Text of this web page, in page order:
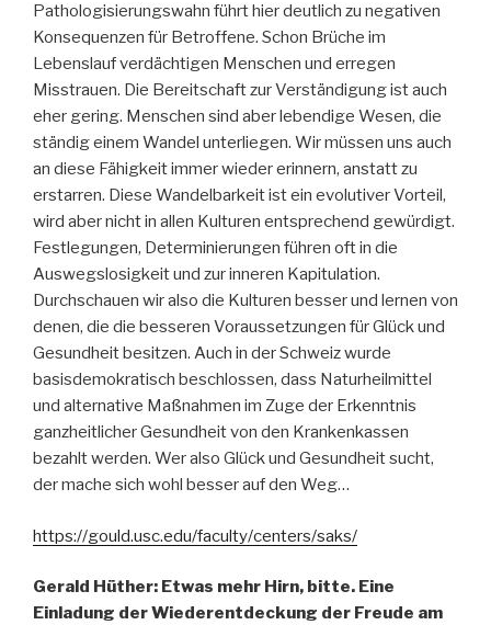
Pathologisierungswahn führt hier deutlich zu negativen
Konsequenzen für Betroffene. Schon Brüche im
Lebenslauf verdächtigen Menschen und erregen
Misstrauen. Die Bereitschaft zur Verständigung ist auch
eher gering. Menschen sind aber lebendige Wesen, die
ständig einem Wandel unterliegen. Wir müssen uns auch
an diese Fähigkeit immer wieder erinnern, anstatt zu
erstarren. Diese Wandelbarkeit ist ein evolutiver Vorteil,
wird aber nicht in allen Kulturen entsprechend gewürdigt.
Festlegungen, Determinierungen führen oft in die
Auswegslosigkeit und zur inneren Kapitulation.
Durchschauen wir also die Kulturen besser und lernen von
denen, die die besseren Voraussetzungen für Glück und
Gesundheit besitzen. Auch in der Schweiz wurde
basisdemokratisch beschlossen, dass Naturheilmittel
und alternative Maßnahmen im Zuge der Erkenntnis
ganzheitlicher Gesundheit von den Krankenkassen
bezahlt werden. Wer also Glück und Gesundheit sucht,
der mache sich wohl besser auf den Weg…
https://gould.usc.edu/faculty/centers/saks/
Gerald Hüther: Etwas mehr Hirn, bitte. Eine
Einladung der Wiederentdeckung der Freude am